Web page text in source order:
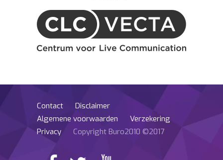
Contact
Disclaimer
Algemene voorwaarden
Verzekering
Privacy
Copyright Buro2010 ©2017